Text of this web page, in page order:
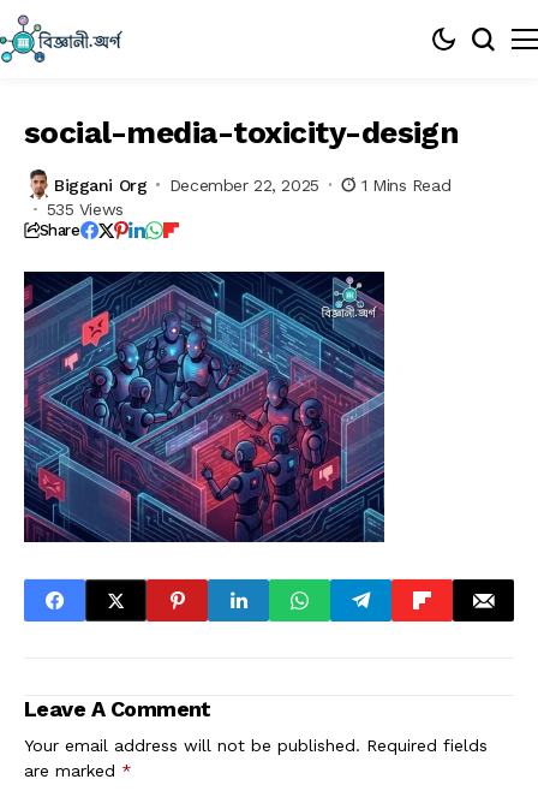
social-media-toxicity-design
Biggani Org December 22, 2025
1 Mins Read
535 Views
Share
Leave A Comment
Your email address will not be published. Required fields
are marked *